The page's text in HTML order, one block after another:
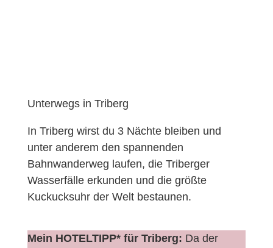
Unterwegs in Triberg
In Triberg wirst du 3 Nächte bleiben und
unter anderem den spannenden
Bahnwanderweg laufen, die Triberger
Wasserfälle erkunden und die größte
Kuckucksuhr der Welt bestaunen.
Mein HOTELTIPP* für Triberg: Da der